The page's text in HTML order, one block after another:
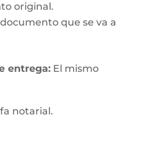
original.
que se va a
entrega:El mismo
notarial.